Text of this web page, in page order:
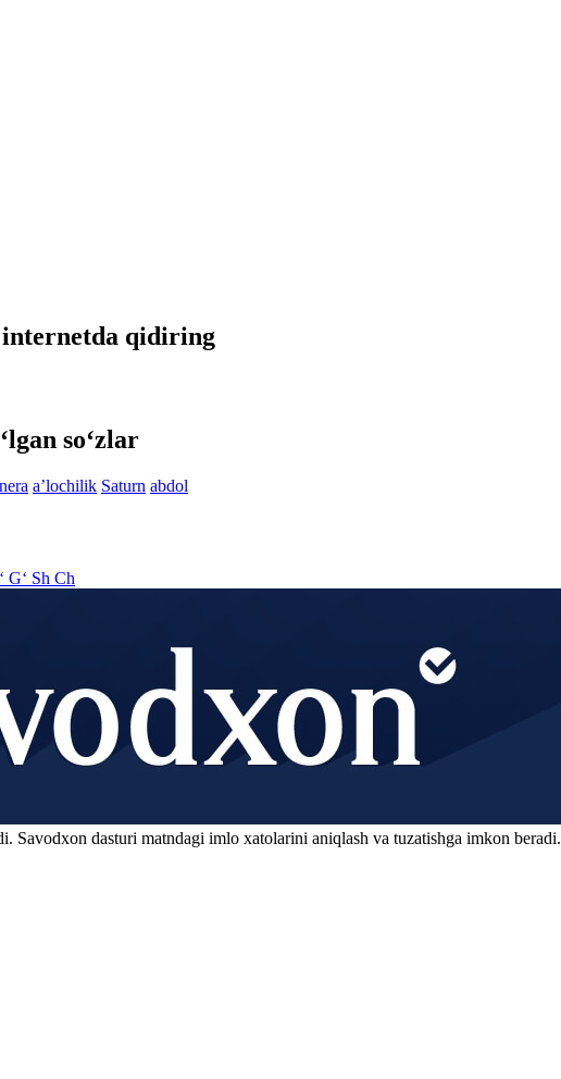
internetda qidiring
so‘zlar
aʼlochilik Saturn abdol
G‘ Sh Ch
Savodxon dasturi matndagi imlo xatolarini aniqlash va tuzatishga imkon beradi.